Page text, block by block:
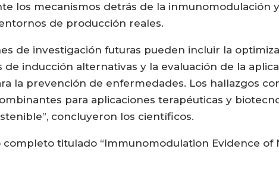
los mecanismos detrás de la inmunomodulación
de producción reales.
de investigación futuras pueden incluir la
de inducción alternativas y la evaluación de la
la prevención de enfermedades. Los hallazgos
para aplicaciones terapéuticas y
concluyeron los científicos.
completo titulado “Immunomodulation Evidence